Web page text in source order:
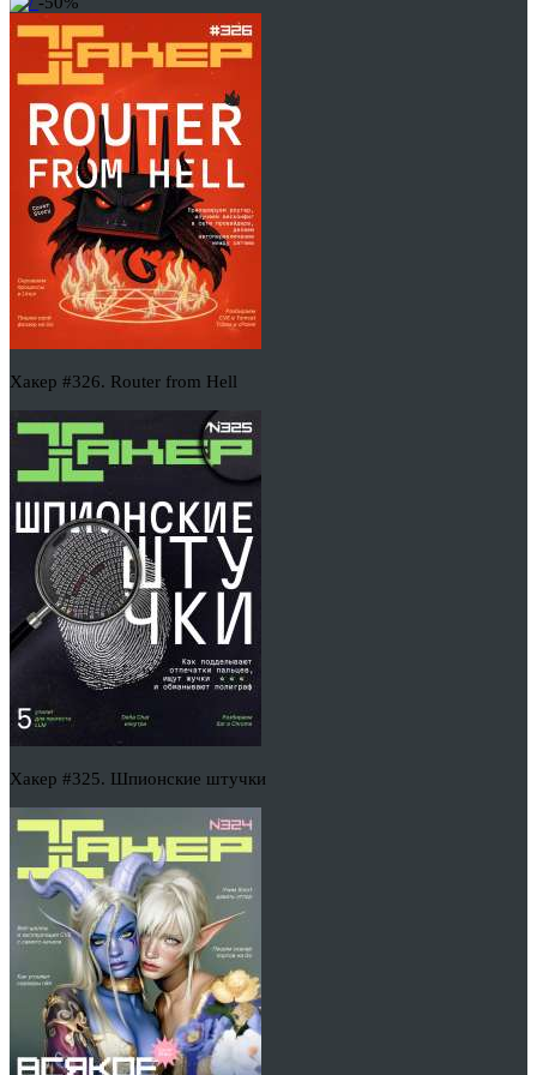
Хакер #326. Router from Hell
Хакер #325. Шпионские штучки